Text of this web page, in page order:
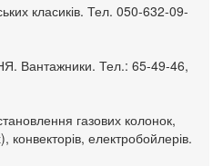
класиків. Тел. 050-632-09-
Вантажники. Тел.: 65-49-46,
газових колонок,
конвекторів, електробойлерів.